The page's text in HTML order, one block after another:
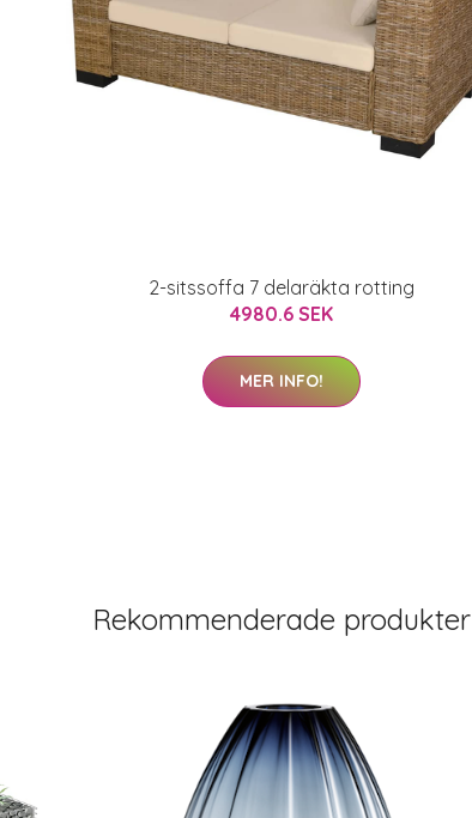
2-sitssoffa 7 delaräkta rotting
4980.6 SEK
MER INFO!
Rekommenderade produkter